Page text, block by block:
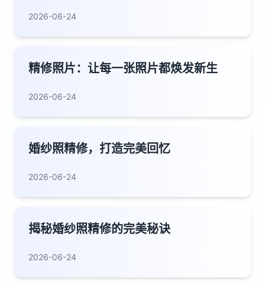
2026-06-24
精修照片：让每一张照片都焕发新生
2026-06-24
婚纱照精修，打造完美回忆
2026-06-24
揭秘婚纱照精修的完美秘诀
2026-06-24